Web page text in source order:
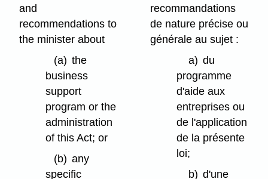
and
recommendations to
the minister about
(a) the
business
support
program or the
administration
of this Act; or
(b) any
specific
recommandations
de nature précise ou
générale au sujet :
a) du
programme
d'aide aux
entreprises ou
de l'application
de la présente
loi;
b) d'une